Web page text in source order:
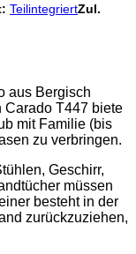
TeilintegriertZul.
aus Bergisch
Carado T447 biete
mit Familie (bis
zu verbringen.
Geschirr,
müssen
besteht in der
zurückzuziehen,